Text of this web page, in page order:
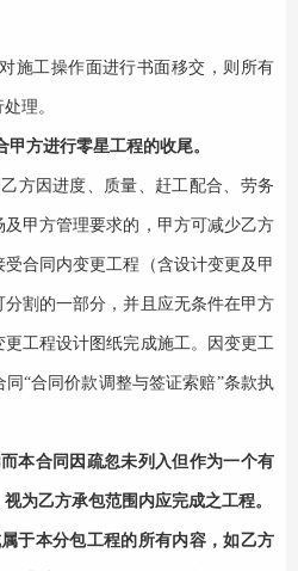
施工操作面进行书面移交，则所有
理。
方进行零星工程的收尾。
方因进度、质量、赶工配合、劳务
甲方管理要求的，甲方可减少乙方
合同内变更工程（含设计变更及甲
割的一部分，并且应无条件在甲方
工程设计图纸完成施工。因变更工
同 “合同价款调整与签证索赔”条款执
本合同因疏忽未列入但作为一个有
为乙方承包范围内应完成之工程。
于本分包工程的所有内容，如乙方